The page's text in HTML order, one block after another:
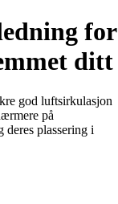
for
ditt
god luftsirkulasjon
på
deres plassering i